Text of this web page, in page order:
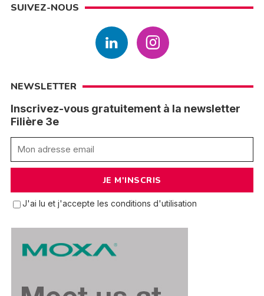
SUIVEZ-NOUS
NEWSLETTER
Inscrivez-vous gratuitement à la newsletter
Filière 3e
J'ai lu et j'accepte les conditions d'utilisation